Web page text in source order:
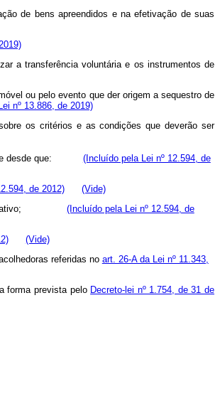
de bens apreendidos e na efetivação de suas
a transferência voluntária e os instrumentos de
ou pelo evento que der origem a sequestro de
nº 13.886, de 2019)
os critérios e as condições que deverão ser
desde que: (Incluído pela Lei nº 12.594, de
de 2012)
(Vide)
(Incluído pela Lei nº 12.594, de
(Vide)
referidas no art. 26-A da Lei nº 11.343,
forma prevista pelo Decreto-lei nº 1.754, de 31 de